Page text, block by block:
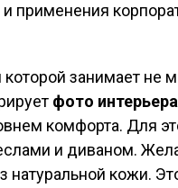
и применения
которой занимает не
фото
комфорта. Для
и диваном.
натуральной кожи.